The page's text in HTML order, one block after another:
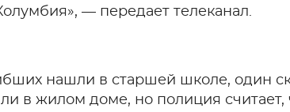
— передает телеканал.
нашли в старшей школе, один
в жилом доме, но полиция считает,